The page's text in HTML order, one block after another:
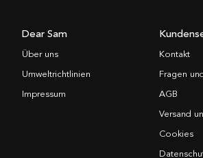
Dear Sam
Über uns
Umweltrichtlinien
Impressum
Kontakt
Fragen
AGB
Versand
Cookies